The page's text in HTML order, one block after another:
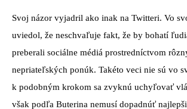
Svoj názor vyjadril ako inak na Twitteri. Vo
uviedol, že neschvaľuje fakt, že by bohatí
preberali sociálne médiá prostredníctvom
nepriateľských ponúk. Takéto veci nie sú vo
k podobným krokom sa zvyknú uchyľovať
však podľa Buterina nemusí dopadnúť